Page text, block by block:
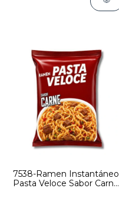
7538-Ramen Instantáneo
Pasta Veloce Sabor Carne